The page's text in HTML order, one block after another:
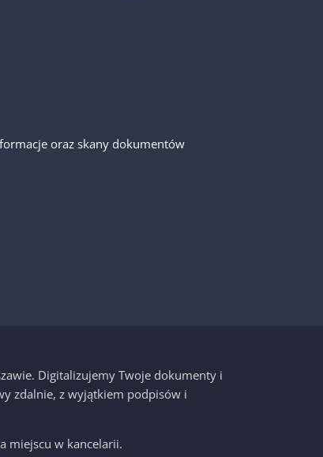
oraz skany dokumentów
Digitalizujemy Twoje dokumenty i
zdalnie, z wyjątkiem podpisów i
miejscu w kancelarii.